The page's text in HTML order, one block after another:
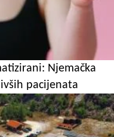
Njemačka
pacijenata